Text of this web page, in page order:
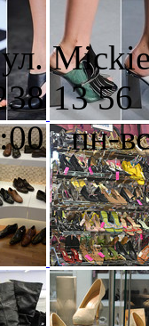
13 56
пн-